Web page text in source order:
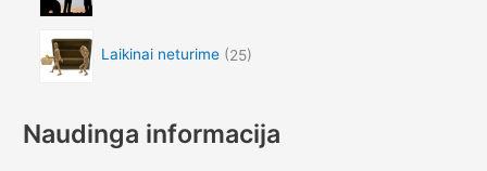
Laikinai neturime 25
Naudinga informacija